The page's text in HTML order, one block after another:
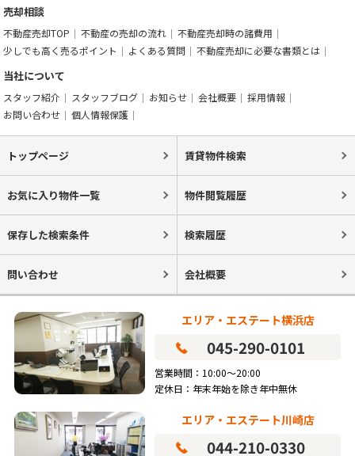
売却相談
不動産売却TOP 不動産の売却の流れ
不動産売却時の諸費用
少しでも高く売るポイント
よくある質問 不動産売却に必要な書類とは
当社について
スタッフ紹介 スタッフブログ お知らせ 会社概要
採用情報
お問い合わせ
個人情報保護
トップページ 賃貸物件検索
お気に入り物件一覧 物件閲覧履歴
保存した検索条件 検索履歴
問い合わせ 会社概要
エリア・エステート横浜店
045-290-0101
営業時間：10:00～20:00
定休日：年末年始を除き年中無休
エリア・エステート川崎店
044-210-0330